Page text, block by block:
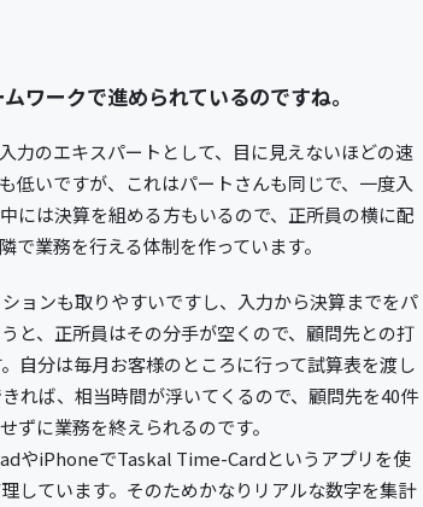
ワークで進められているのですね。
力のエキスパートとして、目に見えないほどの速
低いですが、これはパートさんも同じで、一度入
には決算を組める方もいるので、正所員の横に配
業務を行える体制を作っています。
ョンも取りやすいですし、入力から決算までをパ
と、正所員はその分手が空くので、顧問先との打
自分は毎月お客様のところに行って試算表を渡し
れば、相当時間が浮いてくるので、顧問先を40件
ずに業務を終えられるのです。
やiPhoneでTaskal Time-Cardというアプリを使
しています。そのためかなりリアルな数字を集計